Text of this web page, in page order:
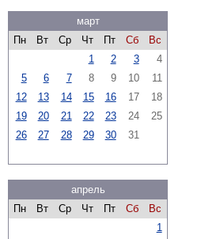
март
Пн
Вт Ср Чт Пт Сб
Вс
1
2 3
4
5
6 7 8 9 10
11
12
13 14 15 16 17
18
19
20 21 22 23 24
25
26
27 28 29 30 31
апрель
Пн
Вт Ср Чт Пт Сб
Вс
1